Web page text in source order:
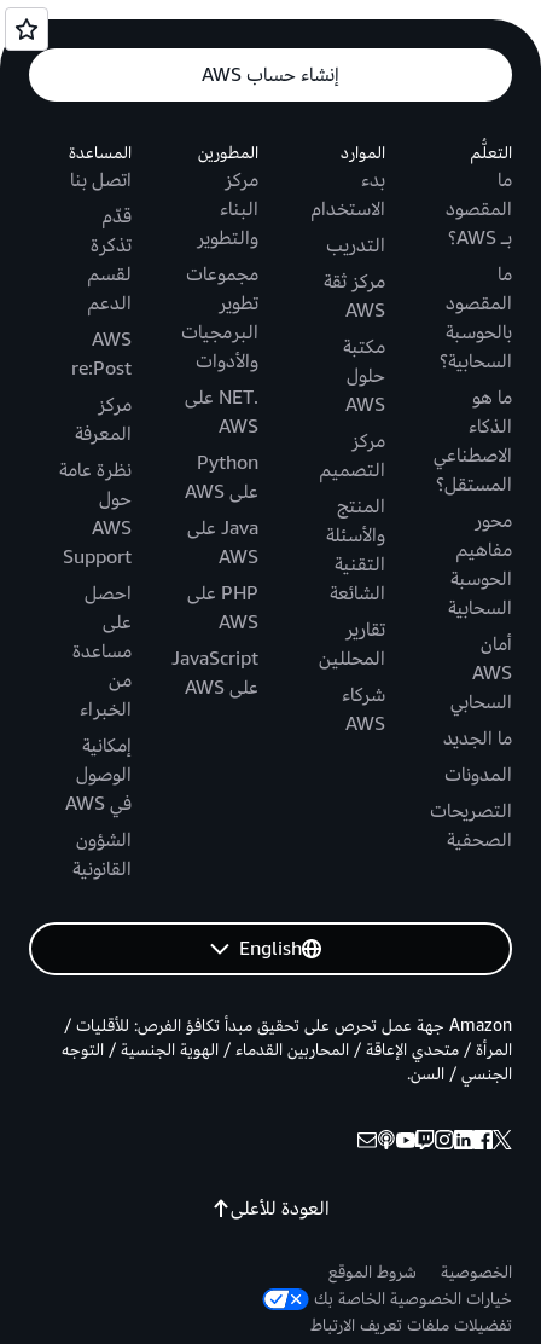
إنشاء حساب AWS
التعلُّم
ما
المقصود
بـ AWS؟
ما
المقصود
بالحوسبة
السحابية؟
ما هو
الذكاء
الاصطناعي
المستقل؟
محور
مفاهيم
الحوسبة
السحابية
أمان
AWS
السحابي
ما الجديد
المدونات
التصريحات
الصحفية
الموارد
بدء
الاستخدام
التدريب
مركز ثقة
AWS
مكتبة
حلول
AWS
مركز
التصميم
المنتج
والأسئلة
التقنية
الشائعة
تقارير
المحللين
شركاء
AWS
المطورين
مركز
البناء
والتطوير
مجموعات
تطوير
البرمجيات
والأدوات
.NET على
AWS
Python
على AWS
Java على
AWS
PHP على
AWS
JavaScript
على AWS
المساعدة
اتصل بنا
قدّم
تذكرة
لقسم
الدعم
AWS
re:Post
مركز
المعرفة
نظرة عامة
حول
AWS
Support
احصل
على
مساعدة
من
الخبراء
إمكانية
الوصول
في AWS
الشؤون
القانونية
English
العودة للأعلى
Amazon جهة عمل تحرص على تحقيق مبدأ تكافؤ الفرص: للأقليات /
المرأة / متحدي الإعاقة / المحاربين القدماء / الهوية الجنسية / التوجه
الجنسي / السن.
الخصوصية
شروط الموقع
خيارات الخصوصية الخاصة بك
تفضيلات ملفات تعريف الارتباط